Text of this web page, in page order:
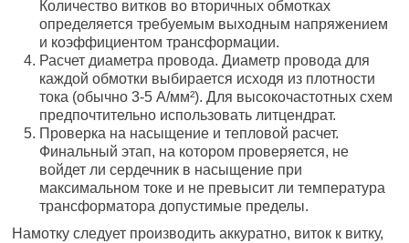
Количество витков во вторичных обмотках
определяется требуемым выходным напряжением
и коэффициентом трансформации.
Расчет диаметра провода. Диаметр провода для
каждой обмотки выбирается исходя из плотности
тока (обычно 3-5 А/мм²). Для высокочастотных схем
предпочтительно использовать литцендрат.
Проверка на насыщение и тепловой расчет.
Финальный этап, на котором проверяется, не
войдет ли сердечник в насыщение при
максимальном токе и не превысит ли температура
трансформатора допустимые пределы.
Намотку следует производить аккуратно, виток к витку,